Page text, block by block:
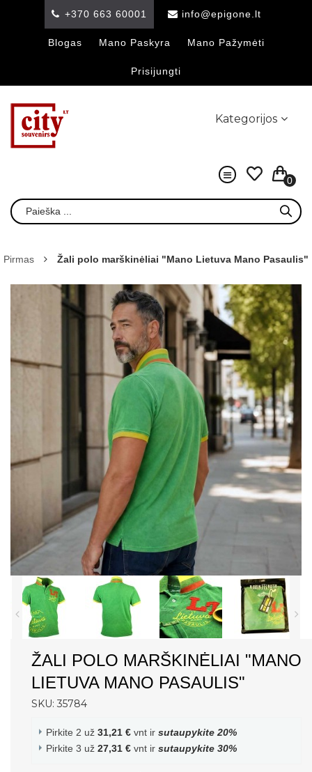
+370 663 60001 info@epigone.lt
Blogas Mano Paskyra Mano Pažymėti
Prisijungti
Kategorijos
0
Pirmas Žali polo marškinėliai "Mano Lietuva Mano Pasaulis"
ŽALI POLO MARŠKINĖLIAI "MANO
LIETUVA MANO PASAULIS"
SKU: 35784
Pirkite 2 už 31,21 € vnt ir sutaupykite 20%
Pirkite 3 už 27,31 € vnt ir sutaupykite 30%